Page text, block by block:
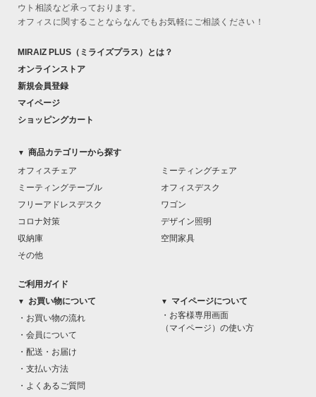
ウト相談など承っております。
オフィスに関することならなんでもお気軽にご相談ください！
MIRAIZ PLUS （ミライズプラス）
とは？
オンラインストア
新規会員登録
マイページ
ショッピングカート
▼
商品カテゴリーから探す
オフィスチェア
ミーティングチェア
ミーティングテーブル
オフィスデスク
フリーアドレスデスク
ワゴン
コロナ対策
デザイン照明
収納庫
空間家具
その他
ご利用ガイド
▼
お買い物について
・お買い物の流れ
・会員について
・配送・お届け
・支払い方法
・よくあるご質問
▼
マイページについて
・お客様専用画面
（マイページ）の使い方